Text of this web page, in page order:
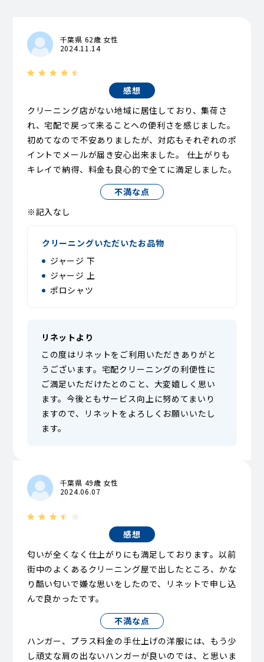
千葉県 62歳 女性
2024.11.14
感想
クリーニング店がない地域に居住しており、集荷さ
れ、宅配で戻って来ることへの便利さを感じました。
初めてなので不安ありましたが、対応もそれぞれのポ
イントでメールが届き安心出来ました。 仕上がりも
キレイで納得、料金も良心的で全てに満足しました。
不満な点
※記入なし
クリーニングいただいたお品物
ジャージ 下
ジャージ 上
ポロシャツ
リネットより
この度はリネットをご利用いただきありがと
うございます。宅配クリーニングの利便性に
ご満足いただけたとのこと、大変嬉しく思い
ます。今後ともサービス向上に努めてまいり
ますので、リネットをよろしくお願いいたし
ます。
千葉県 49歳 女性
2024.06.07
感想
匂いが全くなく仕上がりにも満足しております。以前
街中のよくあるクリーニング屋で出したところ、かな
り酷い匂いで嫌な思いをしたので、リネットで申し込
んで良かったです。
不満な点
ハンガー、プラス料金の手仕上げの洋服には、もう少
し頑丈な肩の出ないハンガーが良いのでは、と思いま